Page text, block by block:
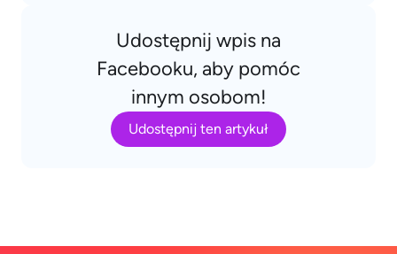
Udostępnij wpis na
Facebooku, aby pomóc
innym osobom!
Udostępnij ten artykuł